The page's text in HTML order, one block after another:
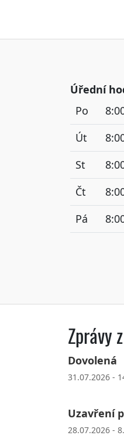
Úřední
Po
Út
St
Čt
Pá
Zprávy
Dovolená
31.07.2026 -
Uzavření
28.07.2026 -